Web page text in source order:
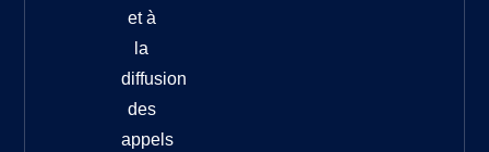
et à
la
diffusion
des
appels